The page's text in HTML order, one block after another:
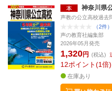
神奈川県
声教の公立高校過去
（2件）
声の教育社編集部
2026年05月発売
1,320円 (税込)
12ポイント 1倍
在庫あり